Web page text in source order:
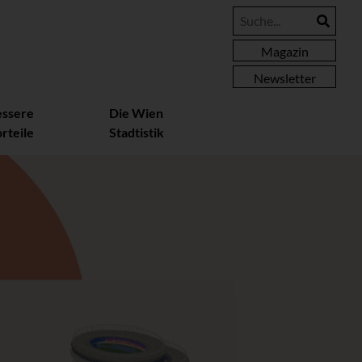
Magazin
Newsletter
Die Wien
Stadtistik